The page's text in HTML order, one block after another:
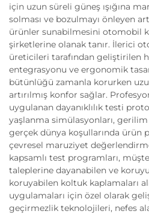
için uzun süreli güneş ışığına
solması ve bozulmayı önleyen
ürünler sunabilmesini otomobil
şirketlerine olanak tanır. İlerici
üreticileri tarafından geliştirilen
entegrasyonu ve ergonomik
bütünlüğü zamanla korurken
artırılmış konfor sağlar.
uygulanan dayanıklılık testi
yaşlanma simülasyonları,
gerçek dünya koşullarında ürün
çevresel maruziyet
kapsamlı test programları,
taleplerine dayanabilen ve
koruyabilen koltuk kaplamaları
uygulamaları için özel olarak
geçirmezlik teknolojileri, nefes